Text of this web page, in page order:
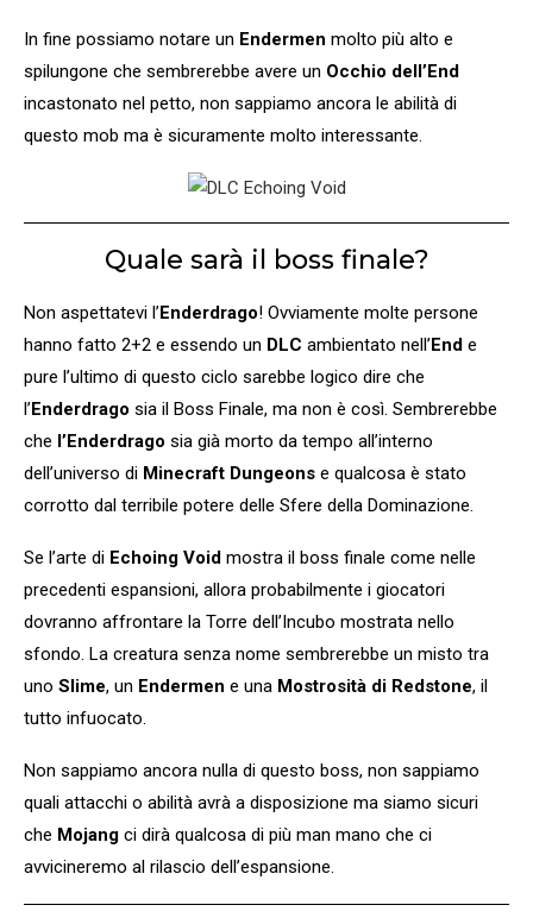
In fine possiamo notare un Endermen molto più alto e
spilungone che sembrerebbe avere un Occhio dell’End
incastonato nel petto, non sappiamo ancora le abilità di
questo mob ma è sicuramente molto interessante.
Quale sarà il boss finale?
Non aspettatevi l’ Enderdrago! Ovviamente molte persone
hanno fatto 2+2 e essendo un DLC ambientato nell’ End e
pure l’ultimo di questo ciclo sarebbe logico dire che
l’ Enderdrago sia il Boss Finale, ma non è così. Sembrerebbe
che l’Enderdrago sia già morto da tempo all’interno
dell’universo di Minecraft Dungeons e qualcosa è stato
corrotto dal terribile potere delle Sfere della Dominazione.
Se l’arte di Echoing Void mostra il boss finale come nelle
precedenti espansioni, allora probabilmente i giocatori
dovranno affrontare la Torre dell’Incubo mostrata nello
sfondo. La creatura senza nome sembrerebbe un misto tra
uno Slime, un Endermen e una Mostrosità di Redstone, il
tutto infuocato.
Non sappiamo ancora nulla di questo boss, non sappiamo
quali attacchi o abilità avrà a disposizione ma siamo sicuri
che Mojang ci dirà qualcosa di più man mano che ci
avvicineremo al rilascio dell’espansione.